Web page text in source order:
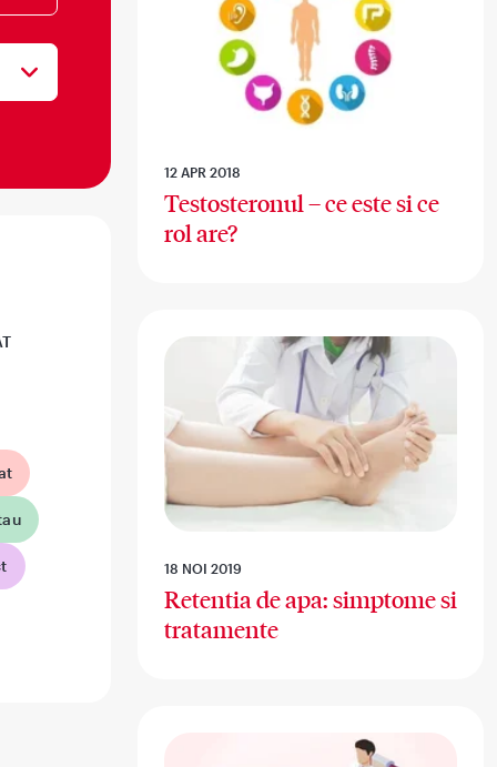
12 APR 2018
Testosteronul – ce este si ce
rol are?
18 NOI 2019
Retentia de apa: simptome si
tratamente